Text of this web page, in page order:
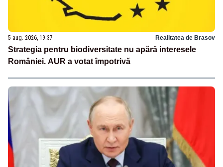
5 aug. 2026, 19:37 Realitatea de Brasov
Strategia pentru biodiversitate nu apără interesele
României. AUR a votat împotrivă